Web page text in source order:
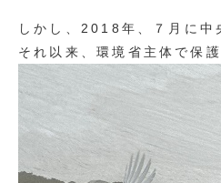
しかし、2018年、７月に中
それ以来、環境省主体で保